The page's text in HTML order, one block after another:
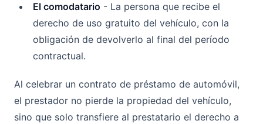
El comodatario - La persona que recibe el
derecho de uso gratuito del vehículo, con la
obligación de devolverlo al final del período
contractual.
Al celebrar un contrato de préstamo de automóvil,
el prestador no pierde la propiedad del vehículo,
sino que solo transfiere al prestatario el derecho a